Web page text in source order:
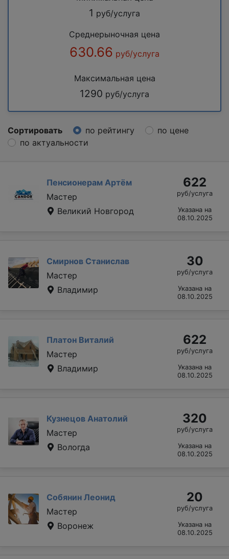
1 руб/услуга
Среднерыночная цена
630.66 руб/услуга
Максимальная цена
1290 руб/услуга
Сортировать по рейтингу
по цене
по актуальности
Пенсионерам Артём
Мастер
Великий Новгород
622
руб/услуга
Указана на
08.10.2025
Смирнов Станислав
Мастер
Владимир
30
руб/услуга
Указана на
08.10.2025
Платон Виталий
Мастер
Владимир
622
руб/услуга
Указана на
08.10.2025
Кузнецов Анатолий
Мастер
Вологда
320
руб/услуга
Указана на
08.10.2025
Собянин Леонид
Мастер
Воронеж
20
руб/услуга
Указана на
08.10.2025